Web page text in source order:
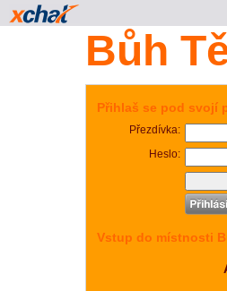
Bůh
Přihlaš se pod svojí
Přezdívka:
Heslo:
Vstup do místnosti